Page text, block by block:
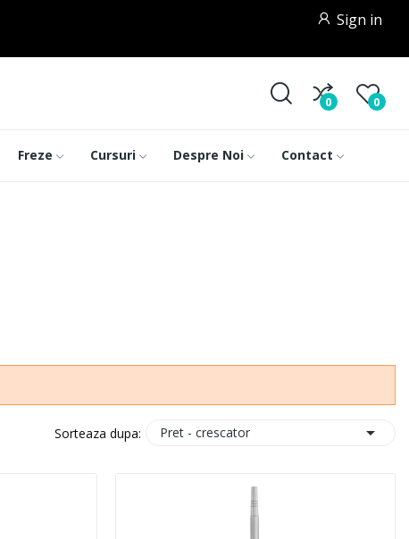
Sign in
0 0
Freze Cursuri Despre Noi Contact
Sorteaza dupa: Pret - crescator 